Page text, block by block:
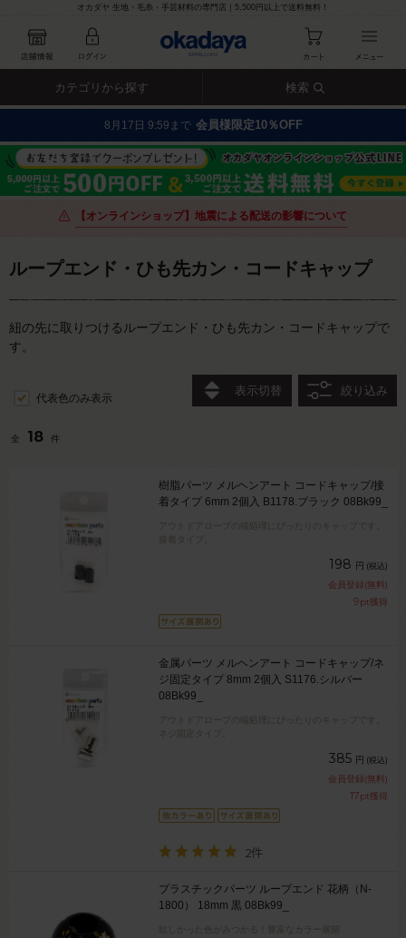
オカダヤ 生地・毛糸・手芸材料の専門店｜5,500円以上で送料無料！
カテゴリから探す 検索
8月17日 9:59まで 会員様限定10％OFF
【オンラインショップ】地震による配送の影響について
ループエンド・ひも先カン・コードキャップ
紐の先に取りつけるループエンド・ひも先カン・コードキャップで
す。
代表色のみ表示
表示切替 絞り込み
全 18 件
樹脂パーツ メルヘンアート コードキャップ/接
着タイプ 6mm 2個入 B1178.ブラック 08Bk99_
アウトドアロープの端処理にぴったりのキャップです。
198 円 (税込)
会員登録(無料)
9pt獲得
金属パーツ メルヘンアート コードキャップ/ネ
ジ固定タイプ 8mm 2個入 S1176.シルバー
08Bk99_
アウトドアロープの端処理にぴったりのキャップです。
ネジ固定タイプ。
385 円 (税込)
会員登録(無料)
17pt獲得
2件
プラスチックパーツ ループエンド 花柄（N-
1800） 18mm 黒 08Bk99_
欲しかった色がみつかる！豊富なカラー展開